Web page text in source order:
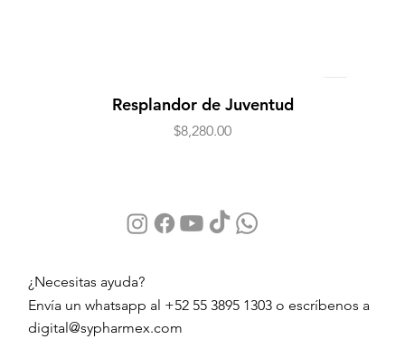
Resplandor de Juventud
Precio
$8,280.00
¿Necesitas ayuda?
Envía un whatsapp al +52 55 3895 1303 o escríbenos a
digital@sypharmex.com